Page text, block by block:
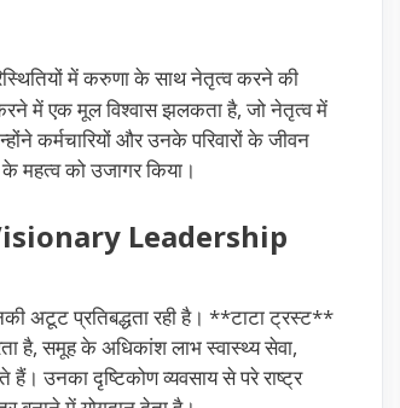
में करुणा के साथ नेतृत्व करने की
में एक मूल विश्वास झलकता है, जो नेतृत्व में
कर्मचारियों और उनके परिवारों के जीवन
के महत्व को उजागर किया।
Visionary Leadership
अटूट प्रतिबद्धता रही है। **टाटा ट्रस्ट**
है, समूह के अधिकांश लाभ स्वास्थ्य सेवा,
हैं। उनका दृष्टिकोण व्यवसाय से परे राष्ट्र